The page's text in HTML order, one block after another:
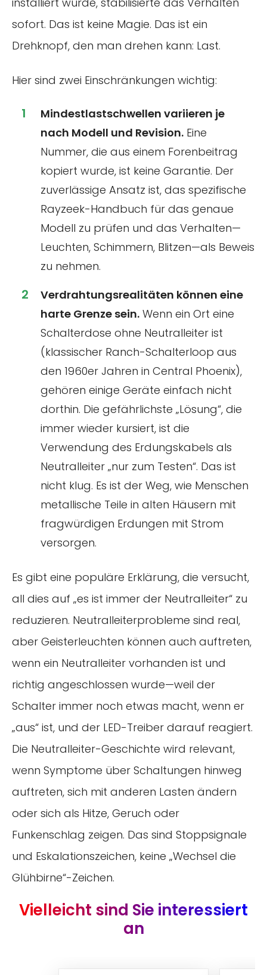
sofort. Das ist keine Magie. Das ist ein
Drehknopf, den man drehen kann: Last.
Hier sind zwei Einschränkungen wichtig:
Mindestlastschwellen variieren je
nach Modell und Revision. Eine
Nummer, die aus einem Forenbeitrag
kopiert wurde, ist keine Garantie. Der
zuverlässige Ansatz ist, das spezifische
Rayzeek-Handbuch für das genaue
Modell zu prüfen und das Verhalten—
Leuchten, Schimmern, Blitzen—als Beweis
zu nehmen.
Verdrahtungsrealitäten können eine
harte Grenze sein. Wenn ein Ort eine
Schalterdose ohne Neutralleiter ist
(klassischer Ranch-Schalterloop aus
den 1960er Jahren in Central Phoenix),
gehören einige Geräte einfach nicht
dorthin. Die gefährlichste „Lösung“, die
immer wieder kursiert, ist die
Verwendung des Erdungskabels als
Neutralleiter „nur zum Testen“. Das ist
nicht klug. Es ist der Weg, wie Menschen
metallische Teile in alten Häusern mit
fragwürdigen Erdungen mit Strom
versorgen.
Es gibt eine populäre Erklärung, die versucht,
all dies auf „es ist immer der Neutralleiter“ zu
reduzieren. Neutralleiterprobleme sind real,
aber Geisterleuchten können auch auftreten,
wenn ein Neutralleiter vorhanden ist und
richtig angeschlossen wurde—weil der
Schalter immer noch etwas macht, wenn er
„aus“ ist, und der LED-Treiber darauf reagiert.
Die Neutralleiter-Geschichte wird relevant,
wenn Symptome über Schaltungen hinweg
auftreten, sich mit anderen Lasten ändern
oder sich als Hitze, Geruch oder
Funkenschlag zeigen. Das sind Stoppsignale
und Eskalationszeichen, keine „Wechsel die
Glühbirne“-Zeichen.
Vielleicht sind Sie interessiert
an